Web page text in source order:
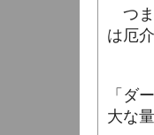
つま
は厄
「ダ
大な